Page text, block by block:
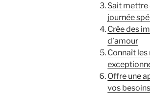
Sait mettre
journée
Crée des
d’amour
Connaît
Offre une
vos besoins